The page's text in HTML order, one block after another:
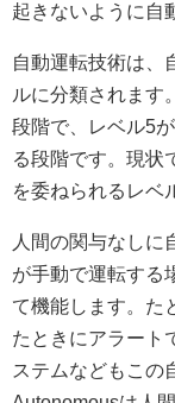
起きないように自
自動運転技術は、
ルに分類されます
段階で、レベル5
る段階です。現状
を委ねられるレベ
人間の関与なしに
が手動で運転する
て機能します。た
たときにアラート
ステムなどもこの